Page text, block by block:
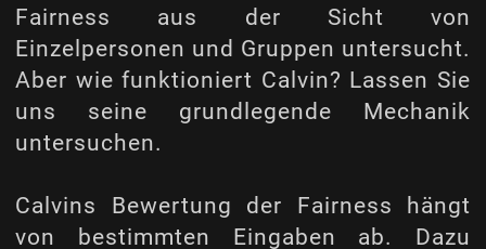
Fairness aus der Sicht von
Einzelpersonen und Gruppen untersucht.
Aber wie funktioniert Calvin? Lassen Sie
uns seine grundlegende Mechanik
untersuchen.
Calvins Bewertung der Fairness hängt
von bestimmten Eingaben ab. Dazu